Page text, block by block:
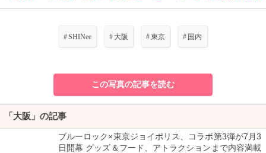
# SHINee # 大阪 #東京 # 国内
この写真の記事を読む
「大阪」の記事
ブルーロック×東京ジョイポリス、コラボ第3弾が7月3
日開幕 グッズ＆フード、アトラクションまで内容満載